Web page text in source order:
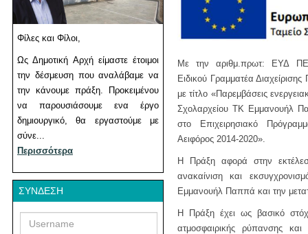
Φίλες και Φίλοι,
Ως Δημοτική Αρχή είμαστε έτοιμοι
την δέσμευση που αναλάβαμε να
την κάνουμε πράξη. Προκειμένου
να παρουσιάσουμε ενα έργο
δημιουργικό, θα εργαστούμε με
σύνε...
Περισσότερα
ΣΎΝΔΕΣΗ
Username
Password
Με την αριθμ.πρωτ: ΕΥΔ
Ειδικού Γραμματέα
με τίτλο «Παρεμβάσεις
Σχολαρχείου ΤΚ Εμμανουήλ
στο Επιχειρησιακό
Αειφόρος 2014-2020».
Η Πράξη αφορά στην
ανακαίνιση και
Εμμανουήλ Παππά και την
Η Πράξη έχει ως βασικό
ατμοσφαιρικής ρύπανσης